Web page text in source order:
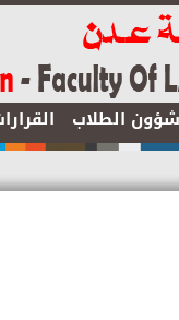
الطلاب القرارات